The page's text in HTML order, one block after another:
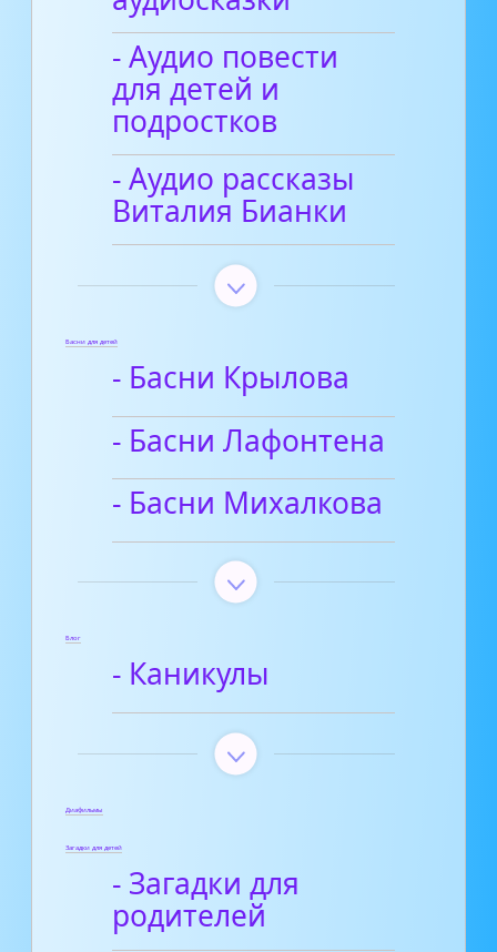
- Аудио повести
для детей и
подростков
- Аудио рассказы
Виталия Бианки
Басни для детей
- Басни Крылова
- Басни Лафонтена
- Басни Михалкова
Блог
- Каникулы
Диафильмы
Загадки для детей
- Загадки для
родителей